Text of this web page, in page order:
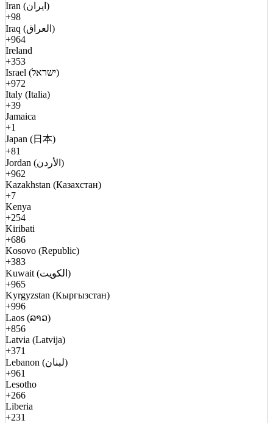
Iran (ایران)
+98
Iraq (العراق)
+964
Ireland
+353
Israel (ישראל)
+972
Italy (Italia)
+39
Jamaica
+1
Japan (日本)
+81
Jordan (الأردن)
+962
Kazakhstan (Казахстан)
+7
Kenya
+254
Kiribati
+686
Kosovo (Republic)
+383
Kuwait (الكويت)
+965
Kyrgyzstan (Кыргызстан)
+996
Laos (ລາວ)
+856
Latvia (Latvija)
+371
Lebanon (لبنان)
+961
Lesotho
+266
Liberia
+231